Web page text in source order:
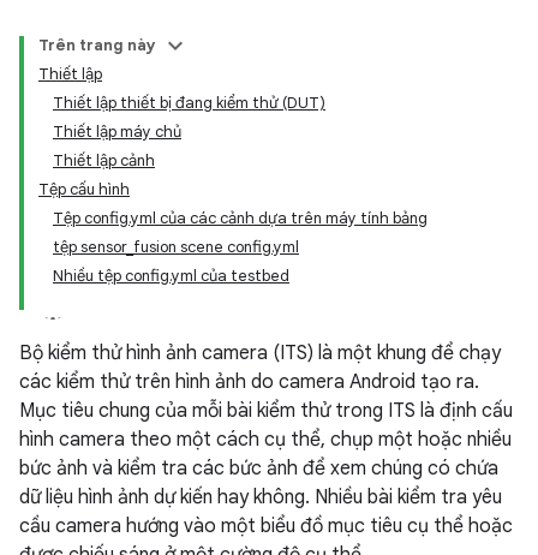
Trên trang này
Thiết lập
Thiết lập thiết bị đang kiểm thử (DUT)
Thiết lập máy chủ
Thiết lập cảnh
Tệp cấu hình
Tệp config.yml của các cảnh dựa trên máy tính bảng
tệp sensor_fusion scene config.yml
Nhiều tệp config.yml của testbed
Bộ kiểm thử hình ảnh camera (ITS) là một khung để chạy
các kiểm thử trên hình ảnh do camera Android tạo ra.
Mục tiêu chung của mỗi bài kiểm thử trong ITS là định cấu
hình camera theo một cách cụ thể, chụp một hoặc nhiều
bức ảnh và kiểm tra các bức ảnh để xem chúng có chứa
dữ liệu hình ảnh dự kiến hay không. Nhiều bài kiểm tra yêu
cầu camera hướng vào một biểu đồ mục tiêu cụ thể hoặc